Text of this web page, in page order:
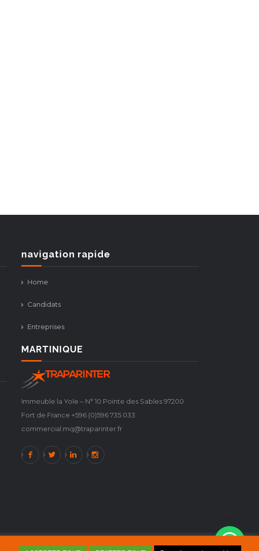
navigation rapide
Home
Candidats
Entreprises
MARTINIQUE
Immeuble la Yole – N° 10 Pointe des Sables 97200
Fort de France +596 (0)596 735 033
commercial.mq@traparinter.fr